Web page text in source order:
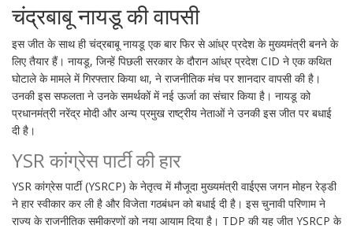
चंद्रबाबू नायडू की वापसी
इस जीत के साथ ही चंद्रबाबू नायडू एक बार फिर से आंध्र प्रदेश के मुख्यमंत्री बनने के
लिए तैयार हैं। नायडू, जिन्हें पिछली सरकार के दौरान आंध्र प्रदेश CID ने एक कथित
घोटाले के मामले में गिरफ्तार किया था, ने राजनीतिक मंच पर शानदार वापसी की है।
उनकी इस सफलता ने उनके समर्थकों में नई ऊर्जा का संचार किया है। नायडू को
प्रधानमंत्री नरेंद्र मोदी और अन्य प्रमुख राष्ट्रीय नेताओं ने उनकी इस जीत पर बधाई
दी है।
YSR कांग्रेस पार्टी की हार
YSR कांग्रेस पार्टी (YSRCP) के नेतृत्व में मौजूदा मुख्यमंत्री वाईएस जगन मोहन रेड्डी
ने हार स्वीकार कर ली है और विजेता गठबंधन को बधाई दी है। इस चुनावी परिणाम ने
राज्य के राजनीतिक समीकरणों को नया आयाम दिया है। TDP की यह जीत YSRCP के